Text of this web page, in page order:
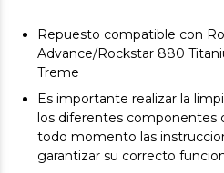
Repuesto compatible con
Advance/Rockstar 880
Treme
Es importante realizar la
los diferentes componentes
todo momento las
garantizar su correcto